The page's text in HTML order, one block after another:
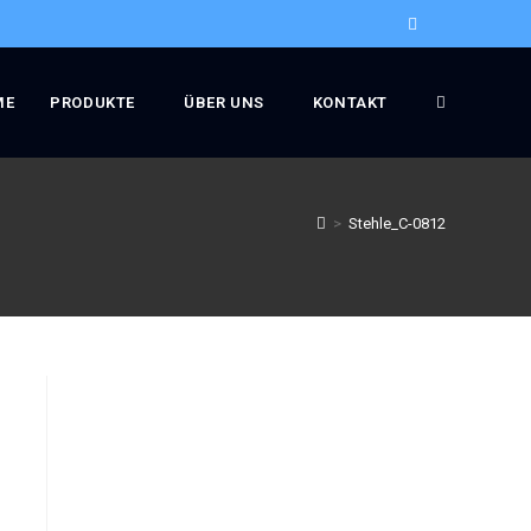
PRODUKTE ÜBER UNS KONTAKT
> Stehle_C-0812